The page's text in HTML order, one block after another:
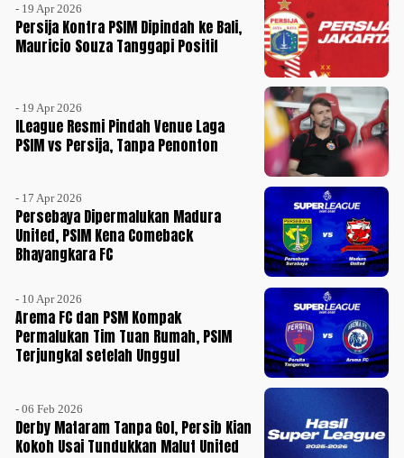
- 19 Apr 2026
Persija Kontra PSIM Dipindah ke Bali,
Mauricio Souza Tanggapi Positif
- 19 Apr 2026
ILeague Resmi Pindah Venue Laga
PSIM vs Persija, Tanpa Penonton
- 17 Apr 2026
Persebaya Dipermalukan Madura
United, PSIM Kena Comeback
Bhayangkara FC
- 10 Apr 2026
Arema FC dan PSM Kompak
Permalukan Tim Tuan Rumah, PSIM
Terjungkal setelah Unggul
- 06 Feb 2026
Derby Mataram Tanpa Gol, Persib Kian
Kokoh Usai Tundukkan Malut United